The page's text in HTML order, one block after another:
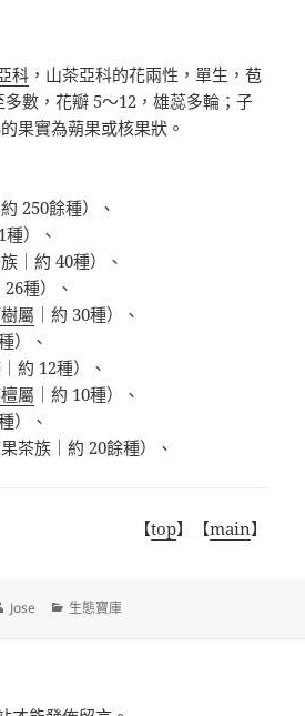
科 ，山茶亞科的花兩性，單生，苞
多數，花瓣 5～12 ，雄蕊多輪；子
果實為蒴果或核果狀。
250餘種）、
種）、
｜約 40種）、
26種）、
屬 ｜約 30種）、
）、
｜約 12種）、
屬 ｜約 10種）、
）、
茶族 ｜約 20餘種）、
【top】【main】
作
Jose
分
生態寶庫